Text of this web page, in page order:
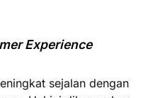
Experience
sejalan dengan